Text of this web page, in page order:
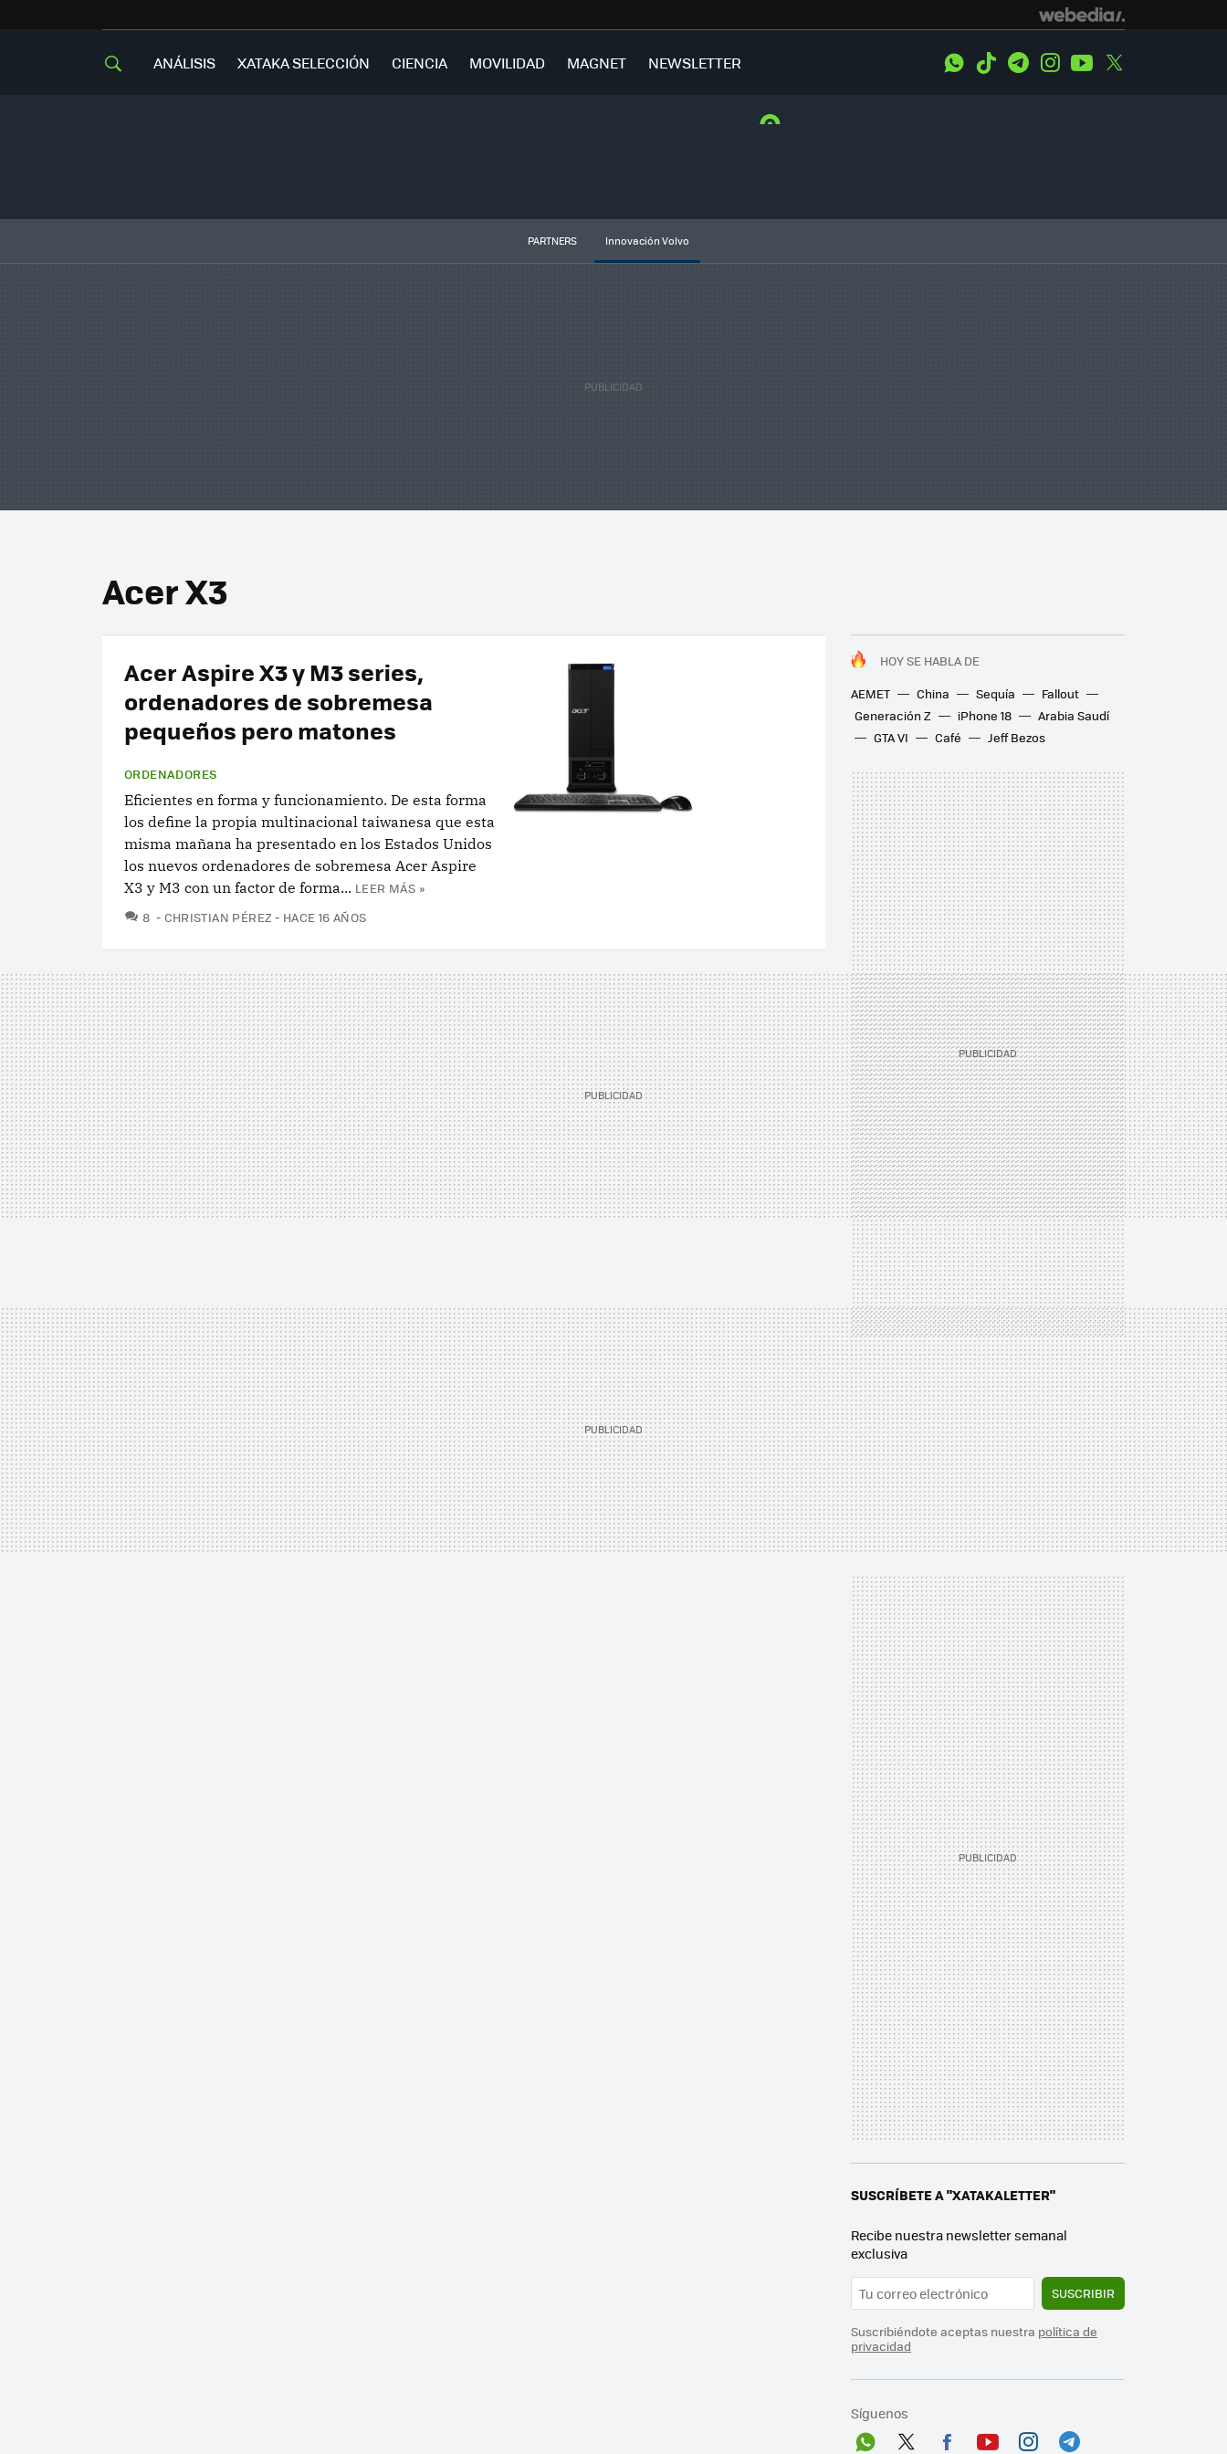
ANÁLISIS XATAKA SELECCIÓN CIENCIA MOVILIDAD MAGNET NEWSLETTER WhatsApp
Tiktok TelegramInstagramYoutube
PARTNERS Innovación Volvo
Acer X3
HOY SE HABLA DE
AEMET
China Sequía
Fallout
Generación Z
iPhone 18
Arabia Saudí
GTA VI
Café Jeff Bezos
Acer Aspire X3 y M3 series,
ordenadores de sobremesa
pequeños pero matones
ORDENADORES
Eficientes en forma y funcionamiento. De esta forma
los define la propia multinacional taiwanesa que esta
misma mañana ha presentado en los Estados Unidos
los nuevos ordenadores de sobremesa Acer Aspire
X3 y M3 con un factor de forma... LEER MÁS »
8 COMENTARIOS
CHRISTIAN PÉREZ HACE 16 AÑOS
SUSCRÍBETE A "XATAKALETTER"
Recibe nuestra newsletter semanal
exclusiva
SUSCRIBIR
Suscribiéndote aceptas nuestra política de
privacidad
Síguenos